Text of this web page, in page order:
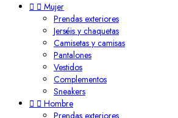
  Mujer
Prendas exteriores
Jerséis y chaquetas
Camisetas y camisas
Pantalones
Vestidos
Complementos
Sneakers
  Hombre
Prendas exteriores